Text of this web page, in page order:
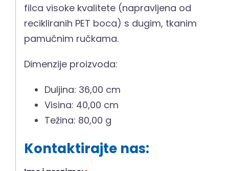
filca visoke kvalitete (napravljena od
recikliranih PET boca) s dugim, tkanim
pamučnim ručkama.
Dimenzije proizvoda:
Duljina: 36,00 cm
Visina: 40,00 cm
Težina: 80,00 g
Kontaktirajte nas: